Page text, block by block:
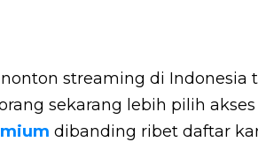
streaming di Indonesia
sekarang lebih pilih
dibanding ribet daftar